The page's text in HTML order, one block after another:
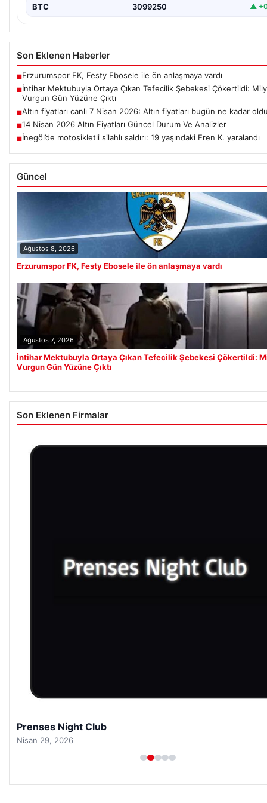
BTC 3099250 ▲
Son Eklenen Haberler
■Erzurumspor FK, Festy Ebosele ile ön anlaşmaya vardı
■İntihar Mektubuyla Ortaya Çıkan Tefecilik Şebekesi Çökertildi:
Vurgun Gün Yüzüne Çıktı
■Altın fiyatları canlı 7 Nisan 2026: Altın fiyatları bugün ne kadar
■14 Nisan 2026 Altın Fiyatları Güncel Durum Ve Analizler
■İnegöl’de motosikletli silahlı saldırı: 19 yaşındaki Eren K. yaralandı
Güncel
Ağustos 8, 2026
Erzurumspor FK, Festy Ebosele ile ön anlaşmaya vardı
Ağustos 7, 2026
İntihar Mektubuyla Ortaya Çıkan Tefecilik Şebekesi Çökertildi:
Vurgun Gün Yüzüne Çıktı
Son Eklenen Firmalar
Prenses Night Club
Nisan 29, 2026